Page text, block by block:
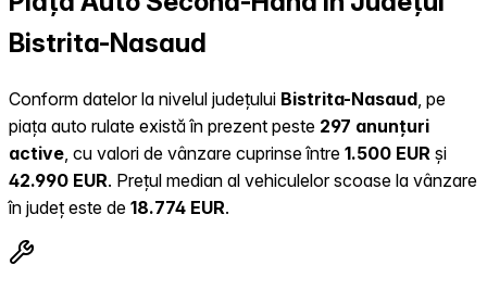
Bistrita-Nasaud
Conform datelor la nivelul județului Bistrita-Nasaud , pe
piața auto rulate există în prezent peste 297 anunțuri
active , cu valori de vânzare cuprinse între 1.500 EUR și
42.990 EUR. Prețul median al vehiculelor scoase la vânzare
în județ este de 18.774 EUR.